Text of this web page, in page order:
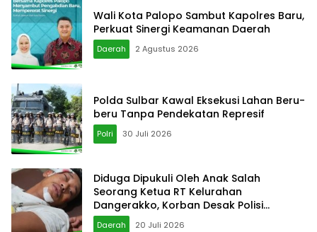
Wali Kota Palopo Sambut Kapolres Baru,
Perkuat Sinergi Keamanan Daerah
Daerah 2 Agustus 2026
Polda Sulbar Kawal Eksekusi Lahan Beru-
beru Tanpa Pendekatan Represif
Polri 30 Juli 2026
Diduga Dipukuli Oleh Anak Salah
Seorang Ketua RT Kelurahan
Dangerakko, Korban Desak Polisi
Bertindak Cepat
Daerah 20 Juli 2026